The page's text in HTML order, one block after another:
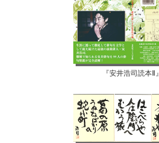
『安井浩司読本Ⅱ』